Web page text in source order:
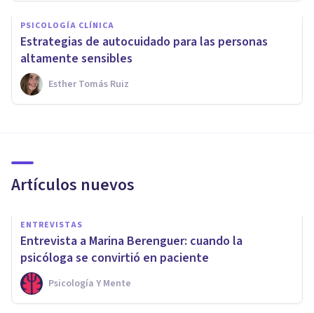
PSICOLOGÍA CLÍNICA
Estrategias de autocuidado para las personas
altamente sensibles
Esther Tomás Ruiz
Artículos nuevos
ENTREVISTAS
Entrevista a Marina Berenguer: cuando la
psicóloga se convirtió en paciente
Psicología Y Mente